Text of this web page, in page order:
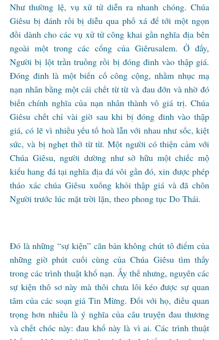
Như thường lệ, vụ xử tử diễn ra nhanh chóng. Chúa
Giêsu bị đánh rồi bị diễu qua phố xá để tới một ngọn
đồi dành cho các vụ xử tử công khai gần nghĩa địa bên
ngoài một trong các cổng của Giêrusalem. Ở đấy,
Người bị lột trần truồng rồi bị đóng đinh vào thập giá.
Đóng đinh là một biến cố công cộng, nhằm nhục mạ
nạn nhân bằng một cái chết từ từ và đau đớn và nhờ đó
biến chính nghĩa của nạn nhân thành vô giá trị. Chúa
Giêsu chết chỉ vài giờ sau khi bị đóng đinh vào thập
giá, có lẽ vì nhiều yếu tố hoà lẫn với nhau như sốc, kiệt
sức, và bị nghẹt thở từ từ. Một người có thiện cảm với
Chúa Giêsu, người dường như sở hữu một chiếc mộ
kiểu hang đá tại nghĩa địa đá vôi gần đó, xin được phép
tháo xác chúa Giêsu xuống khỏi thập giá và đã chôn
Người trước lúc mặt trời lặn, theo phong tục Do Thái.
Đó là những “sự kiện” căn bản không chút tô điểm của
những giờ phút cuối cùng của Chúa Giêsu tìm thấy
trong các trình thuật khổ nạn. Ấy thế nhưng, nguyên các
sự kiện thô sơ này mà thôi chưa lôi kéo được sự quan
tâm của các soạn giả Tin Mừng. Đối với họ, điều quan
trọng hơn nhiều là ý nghĩa của câu truyện đau thương
và chết chóc này: đau khổ này là vì ai. Các trình thuật